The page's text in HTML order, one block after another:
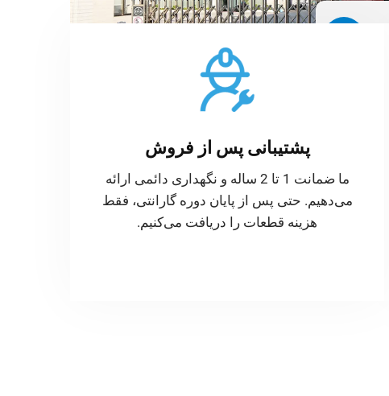
پشتیبانی پس از فروش
ما ضمانت 1 تا 2 ساله و نگهداری دائمی ارائه
می‌دهیم. حتی پس از پایان دوره گارانتی، فقط
هزینه قطعات را دریافت می‌کنیم.